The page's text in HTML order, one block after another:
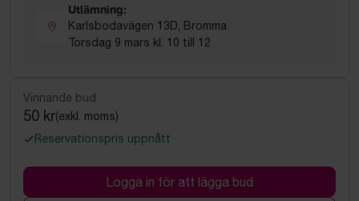
Utlämning:
Karlsbodavägen 13D, Bromma
Torsdag 9 mars kl. 10 till 12
Vinnande bud
50 kr(exkl. moms)
Reservationspris uppnått
Logga in för att lägga bud